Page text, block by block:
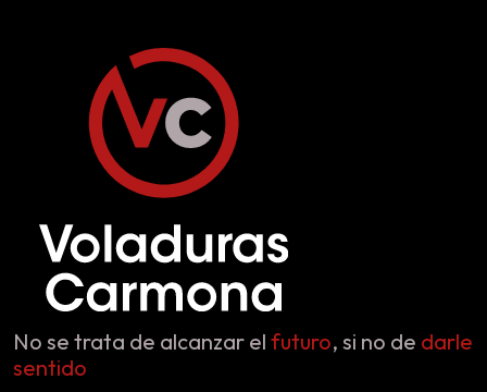
No se trata de alcanzar el futuro, si no de darle
sentido